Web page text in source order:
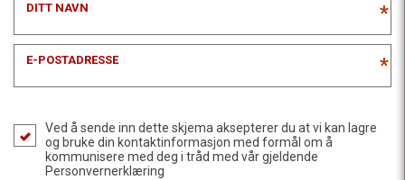
DITT NAVN *
E-POSTADRESSE *
Ved å sende inn dette skjema aksepterer du at vi kan lagre
og bruke din kontaktinformasjon med formål om å
kommunisere med deg i tråd med vår gjeldende
Personvernerklæring